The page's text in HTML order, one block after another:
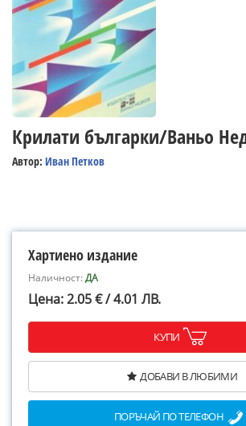
Крилати българки/Ваньо
Автор: Иван Петков
Хартиено издание
Наличност:ДА
Цена: 2.05 € / 4.01 ЛВ.
КУПИ
ДОБАВИ В ЛЮБИМИ
ПОРЪЧАЙ ПО ТЕЛЕФОН